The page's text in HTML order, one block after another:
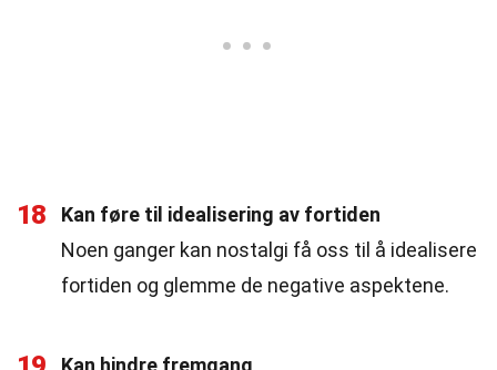
18
Kan føre til idealisering av fortiden
Noen ganger kan nostalgi få oss til å idealisere
fortiden og glemme de negative aspektene.
Kan hindre fremgang